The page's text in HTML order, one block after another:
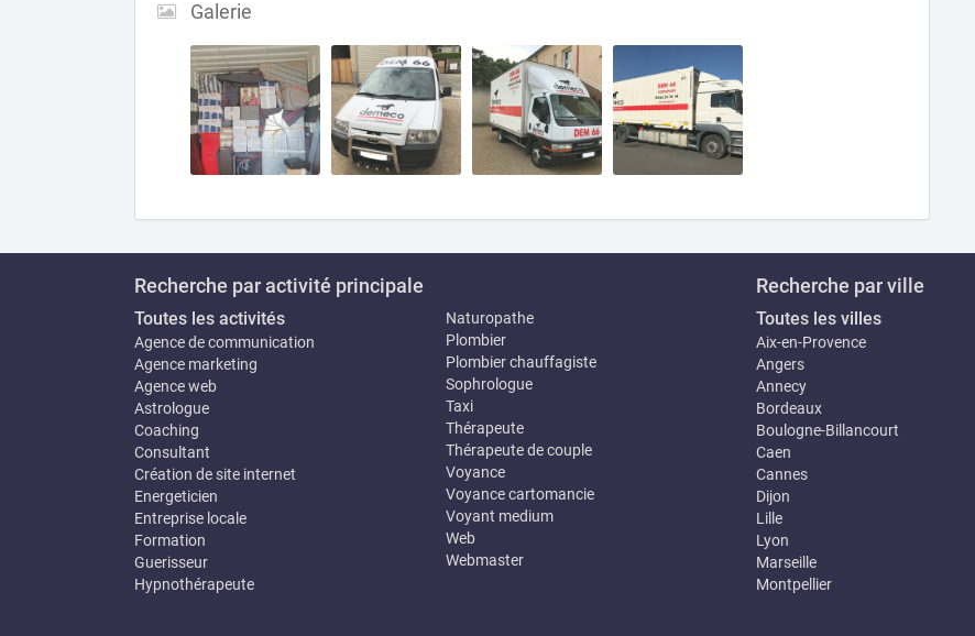
Galerie
Recherche par activité principale
Toutes les activités
Agence de communication
Agence marketing
Agence web
Astrologue
Coaching
Consultant
Création de site internet
Energeticien
Entreprise locale
Formation
Guerisseur
Hypnothérapeute
Naturopathe
Plombier
Plombier chauffagiste
Sophrologue
Taxi
Thérapeute
Thérapeute de couple
Voyance
Voyance cartomancie
Voyant medium
Web
Webmaster
Recherche par ville
Toutes les villes
Aix-en-Provence
Angers
Annecy
Bordeaux
Boulogne-Billancourt
Caen
Cannes
Dijon
Lille
Lyon
Marseille
Montpellier